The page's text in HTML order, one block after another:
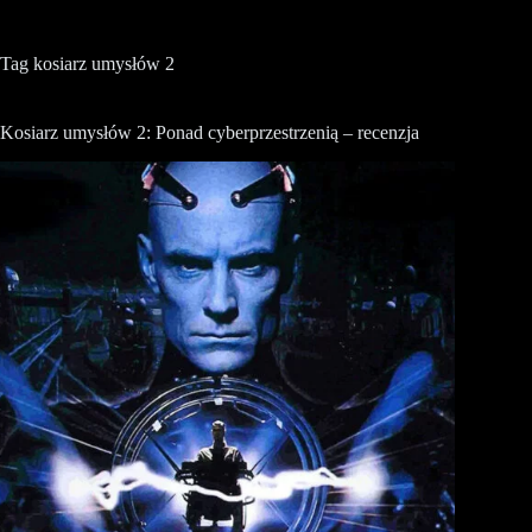
Tag kosiarz umysłów 2
Kosiarz umysłów 2: Ponad cyberprzestrzenią – recenzja